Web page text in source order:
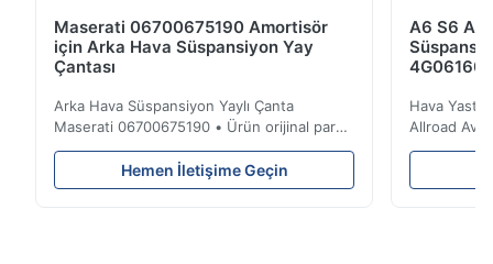
Maserati 06700675190 Amortisör
için Arka Hava Süspansiyon Yay
Çantası
Arka Hava Süspansiyon Yaylı Çanta
Maserati 06700675190 • Ürün orijinal parça
ile% 100 uyumludur . Ürün: Hava Yay ve
Hava Yastığı OEM No .: 06700675190
Model numarası.: 06700675190 Pozisyon:
Hemen İletişime Geçin
A6 S6 A7
Hava
Allroad